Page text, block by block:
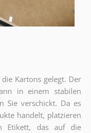
Kartons gelegt. Der
in einem stabilen
Sie verschickt. Da es
handelt, platzieren
Etikett, das auf die